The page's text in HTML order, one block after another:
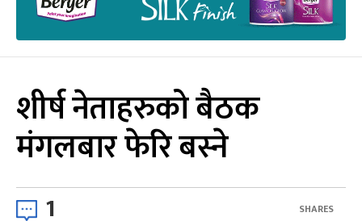
शीर्ष नेताहरुको बैठक
मंगलबार फेरि बस्ने
1 SHARES